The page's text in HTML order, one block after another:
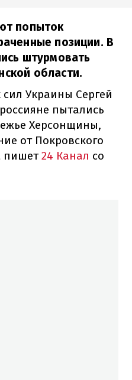
попыток
позиции. В
штурмовать
области.
Украины Сергей
пытались
Херсонщины,
от Покровского
пишет24 Канал со